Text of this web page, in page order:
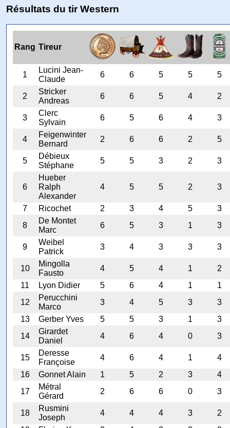
Résultats du tir Western
Rang Tireur
1
Lucini Jean-
Claude
6 6 5 5 5
2
Stricker
Andreas
6 6 5 4 2
3
Clerc
Sylvain
6 5 6 4 3
4
Feigenwinter
Bernard
2 6 6 2 5
5
Débieux
Stéphane
5 5 3 2 3
6
Hueber
Ralph
Alexander
4 5 5 2 3
7 Ricochet 2 3 4 5
3
8
De Montet
Marc
6 5 3 1 3
9
Weibel
Patrick
3 4 3 3 3
10
Mingolla
Fausto
4 5 4 1
2
11
Lyon Didier 5 6 4 1
1
12
Perucchini
Marco
3 4 5 3
3
13
Gerber Yves 5 5 3 1
3
14
Girardet
Daniel
4 6 4 0 3
15
Deresse
Françoise
4 6 4 1
4
16
Gonnet Alain 1 5 2 3
4
17
Métral
Gérard
2 6 6 0 3
18
Rusmini
Joseph
4 4 4 3
2